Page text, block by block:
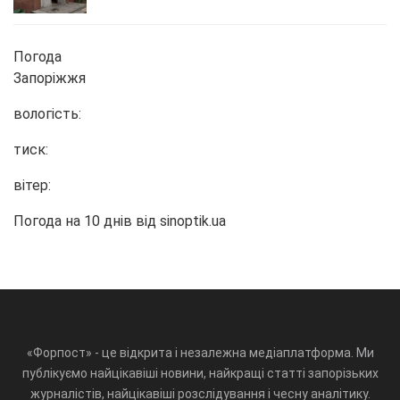
Погода
Запоріжжя
вологість:
тиск:
вітер:
Погода на 10 днів від sinoptik.ua
«Форпост» - це відкрита і незалежна медіаплатформа. Ми
публікуємо найцікавіші новини, найкращі статті запорізьких
журналістів, найцікавіші розслідування і чесну аналітику.